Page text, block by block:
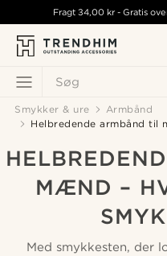
Søg
Fragt34,00 kr - Gratis
Smykker & ure
Armbånd
Helbredende armbånd til
MÆND –
Med smykkesten, der